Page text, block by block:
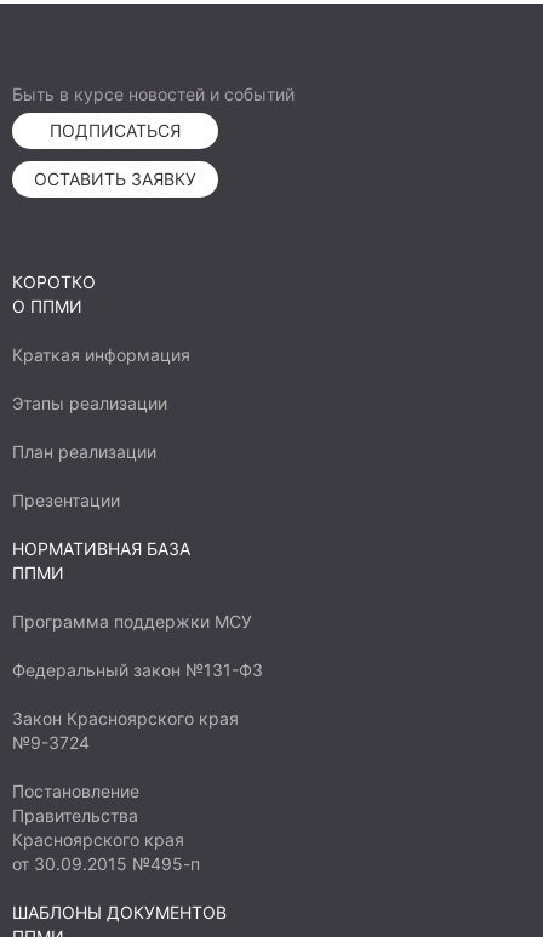
Быть в курсе новостей и событий
ПОДПИСАТЬСЯ
ОСТАВИТЬ ЗАЯВКУ
КОРОТКО
О ППМИ
Краткая информация
Этапы реализации
План реализации
Презентации
НОРМАТИВНАЯ БАЗА
ППМИ
Программа поддержки МСУ
Федеральный закон №131-ФЗ
Закон Красноярского края
№9-3724
Постановление
Правительства
Красноярского края
от 30.09.2015 №495-п
ШАБЛОНЫ ДОКУМЕНТОВ